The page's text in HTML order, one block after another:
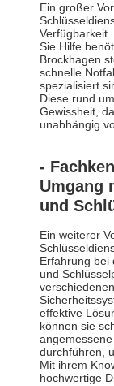
Ein großer
Sie Hilfe
Brockhagen
schnelle
spezialisiert
Diese rund
Gewissheit,
unabhängig
-
Umgang
und
Ein weiterer
Erfahrung bei
und
effektive
können sie
durchführen,
Mit ihrem
hochwertige